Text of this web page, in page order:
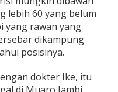
lebih 60 yang belum
yang rawan yang
dikampung
posisinya.
dokter Ike, itu